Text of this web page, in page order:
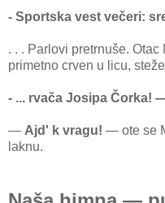
- Sportska vest večeri:
. . . Parlovi pretrnuše.
primetno crven u licu,
- ... rvača Josipa Čorka!
— Ajd' k vragu! — ote se
laknu.